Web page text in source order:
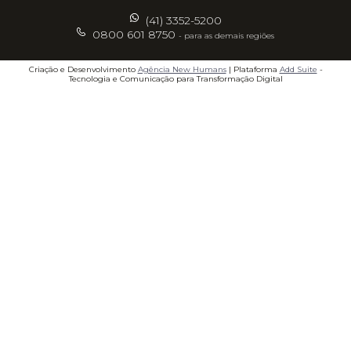
(41) 3352-5200
0800 601 8750 - para as demais regiões
Criação e Desenvolvimento Agência New Humans| Plataforma Add Suite -
Tecnologia e Comunicação para Transformação Digital